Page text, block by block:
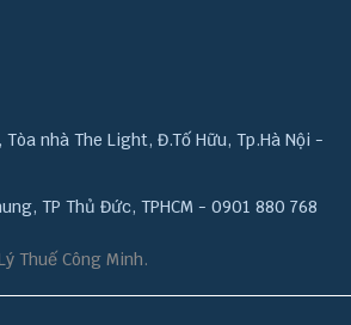
nhà The Light, Đ.Tố Hữu, Tp.Hà Nội -
TP Thủ Đức, TPHCM - 0901 880 768
Thuế Công Minh.